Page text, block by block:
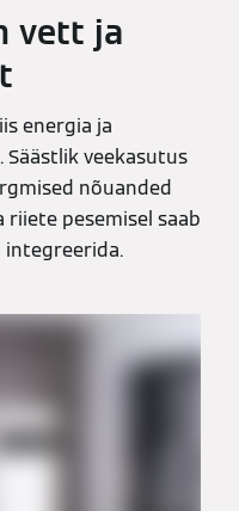
vett ja
energia ja
veekasutus
nõuanded
riiete pesemisel saab
integreerida.